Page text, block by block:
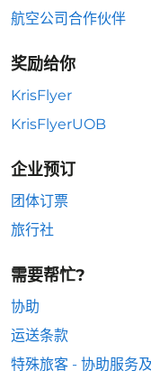
航空公司合作伙伴
奖励给你
KrisFlyer
KrisFlyerUOB
企业预订
团体订票
旅行社
需要帮忙?
协助
运送条款
特殊旅客 - 协助服务